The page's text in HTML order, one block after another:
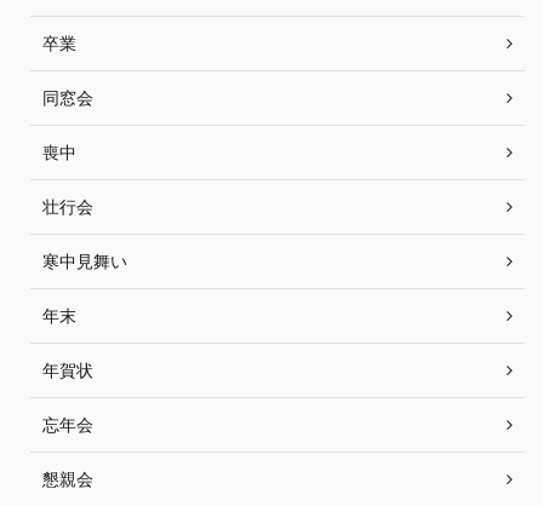
卒業
同窓会
喪中
壮行会
寒中見舞い
年末
年賀状
忘年会
懇親会